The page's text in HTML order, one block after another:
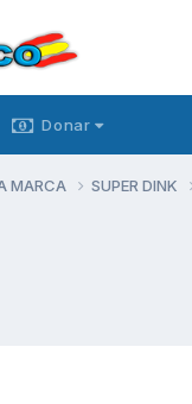
Donar
MARCA SUPER DINK